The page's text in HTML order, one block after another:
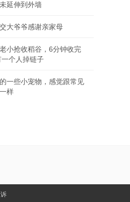
延伸到外墙
大爷爷感谢亲家母
小抢收稻谷，6分钟收完
个人掉链子
一些小宠物，感觉跟常见
样